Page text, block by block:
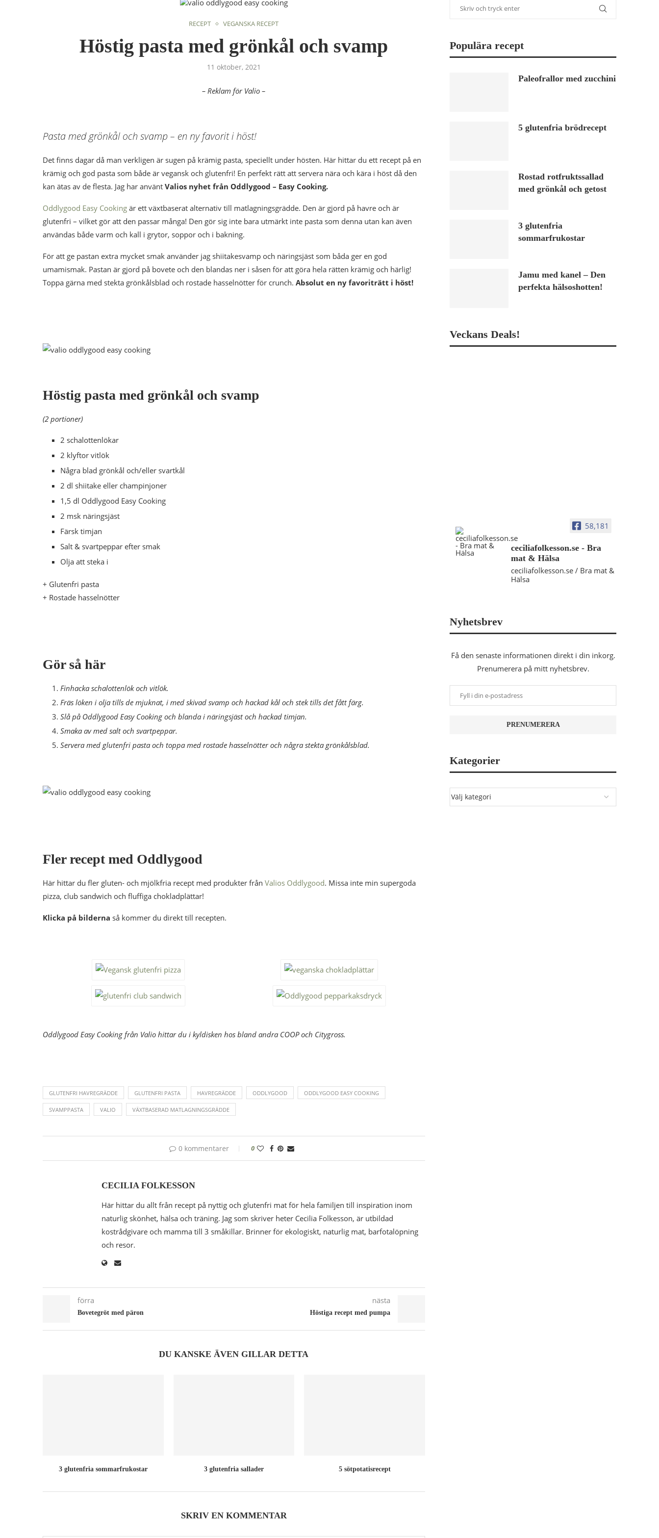
RECEPT VEGANSKA RECEPT
Höstig pasta med grönkål och svamp
11 oktober, 2021
– Reklam för Valio –
Pasta med grönkål och svamp – en ny favorit i höst!
Det finns dagar då man verkligen är sugen på krämig pasta, speciellt under hösten. Här hittar du ett recept på en
krämig och god pasta som både är vegansk och glutenfri! En perfekt rätt att servera nära och kära i höst då den
kan ätas av de flesta. Jag har använt Valios nyhet från Oddlygood – Easy Cooking.
Oddlygood Easy Cooking är ett växtbaserat alternativ till matlagningsgrädde. Den är gjord på havre och är
glutenfri – vilket gör att den passar många! Den gör sig inte bara utmärkt inte pasta som denna utan kan även
användas både varm och kall i grytor, soppor och i bakning.
För att ge pastan extra mycket smak använder jag shiitakesvamp och näringsjäst som båda ger en god
umamismak. Pastan är gjord på bovete och den blandas ner i såsen för att göra hela rätten krämig och härlig!
Toppa gärna med stekta grönkålsblad och rostade hasselnötter för crunch. Absolut en ny favoriträtt i höst!
Höstig pasta med grönkål och svamp
(2 portioner)
2 schalottenlökar
2 klyftor vitlök
Några blad grönkål och/eller svartkål
2 dl shiitake eller champinjoner
1,5 dl Oddlygood Easy Cooking
2 msk näringsjäst
Färsk timjan
Salt & svartpeppar efter smak
Olja att steka i
+ Glutenfri pasta
+ Rostade hasselnötter
Gör så här
Finhacka schalottenlök och vitlök.
Fräs löken i olja tills de mjuknat, i med skivad svamp och hackad kål och stek tills det fått färg.
Slå på Oddlygood Easy Cooking och blanda i näringsjäst och hackad timjan.
Smaka av med salt och svartpeppar.
Servera med glutenfri pasta och toppa med rostade hasselnötter och några stekta grönkålsblad.
Fler recept med Oddlygood
Här hittar du fler gluten- och mjölkfria recept med produkter från Valios Oddlygood. Missa inte min supergoda
pizza, club sandwich och fluffiga chokladplättar!
Klicka på bilderna så kommer du direkt till recepten.
Oddlygood Easy Cooking från Valio hittar du i kyldisken hos bland andra COOP och Citygross.
GLUTENFRI HAVREGRÄDDE GLUTENFRI PASTA HAVREGRÄDDE ODDLYGOOD ODDLYGOOD EASY COOKING
SVAMPPASTA VALIO VÄXTBASERAD MATLAGNINGSGRÄDDE
0 kommentarer 0
CECILIA FOLKESSON
Här hittar du allt från recept på nyttig och glutenfri mat för hela familjen till inspiration inom
naturlig skönhet, hälsa och träning. Jag som skriver heter Cecilia Folkesson, är utbildad
kostrådgivare och mamma till 3 småkillar. Brinner för ekologiskt, naturlig mat, barfotalöpning
och resor.
förra
Bovetegröt med päron
nästa
Höstiga recept med pumpa
DU KANSKE ÄVEN GILLAR DETTA
3 glutenfria sommarfrukostar 3 glutenfria sallader 5 sötpotatisrecept
SKRIV EN KOMMENTAR
Populära recept
Paleofrallor med zucchini
5 glutenfria brödrecept
Rostad rotfruktssallad
med grönkål och getost
3 glutenfria
sommarfrukostar
Jamu med kanel – Den
perfekta hälsoshotten!
Veckans Deals!
58,181
ceciliafolkesson.se - Bra
mat & Hälsa
ceciliafolkesson.se / Bra mat &
Hälsa
Nyhetsbrev
Få den senaste informationen direkt i din inkorg.
Prenumerera på mitt nyhetsbrev.
Kategorier